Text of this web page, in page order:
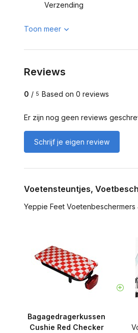
Verzending
Toon meer
Reviews
0 / 5 Based on 0 reviews
Er zijn nog geen reviews
Schrijf je eigen review
Voetensteuntjes,
Yeppie Feet Voetenbeschermers
Bagagedragerkussen
Cushie Red Checker